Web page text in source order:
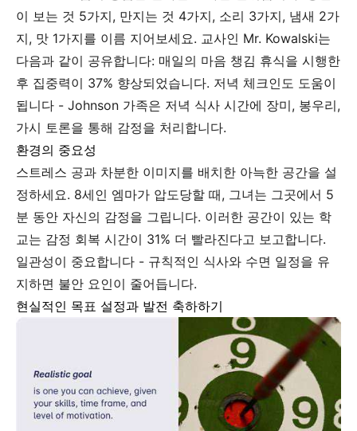
이 보는 것 5가지, 만지는 것 4가지, 소리 3가지, 냄새 2가
지, 맛 1가지를 이름 지어보세요. 교사인 Mr. Kowalski는
다음과 같이 공유합니다: 매일의 마음 챙김 휴식을 시행한
후 집중력이 37% 향상되었습니다. 저녁 체크인도 도움이
됩니다 - Johnson 가족은 저녁 식사 시간에 장미, 봉우리,
가시 토론을 통해 감정을 처리합니다.
환경의 중요성
스트레스 공과 차분한 이미지를 배치한 아늑한 공간을 설
정하세요. 8세인 엠마가 압도당할 때, 그녀는 그곳에서 5
분 동안 자신의 감정을 그립니다. 이러한 공간이 있는 학
교는 감정 회복 시간이 31% 더 빨라진다고 보고합니다.
일관성이 중요합니다 - 규칙적인 식사와 수면 일정을 유
지하면 불안 요인이 줄어듭니다.
현실적인 목표 설정과 발전 축하하기